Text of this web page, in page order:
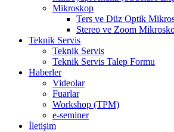
Mikroskop
Ters ve Düz Optik
Stereo ve Zoom
Teknik Servis
Teknik Servis
Teknik Servis Talep Formu
Haberler
Videolar
Fuarlar
Workshop (TPM)
e-seminer
İletişim